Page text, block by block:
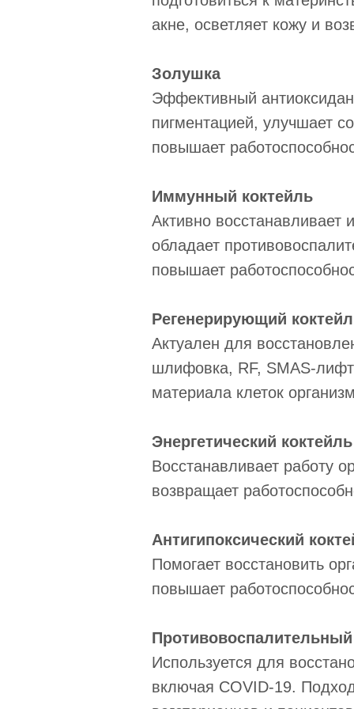
акне, осветляет кожу и
Золушка
Эффективный
пигментацией, улучшает
повышает
Иммунный коктейль
Активно восстанавливает
обладает
повышает
Регенерирующий
Актуален для
шлифовка, RF, SMAS-
материала клеток
Энергетический коктейль
Восстанавливает работу
возвращает
Антигипоксический
Помогает восстановить
повышает
Противовоспалительный
Используется для
включая COVID-19.